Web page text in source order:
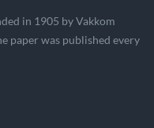
in 1905 by Vakkom
paper was published every